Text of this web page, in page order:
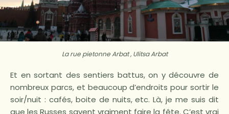
La rue pietonne Arbat , Ulitsa Arbat
Et en sortant des sentiers battus, on y découvre de
nombreux parcs, et beaucoup d’endroits pour sortir le
soir/nuit : cafés, boite de nuits, etc. Là, je me suis dit
que les Russes savent vraiment faire la fête. C’est vrai